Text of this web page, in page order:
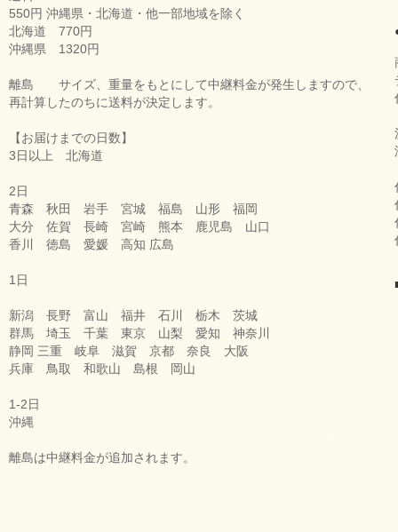
550円 沖縄県・北海道・他一部地域を除く
北海道 770円
沖縄県 1320円
離島 サイズ、重量をもとにして中継料金が発生しますので、
再計算したのちに送料が決定します。
【お届けまでの日数】
3日以上 北海道
2日
青森 秋田 岩手 宮城 福島 山形 福岡
大分 佐賀 長崎 宮崎 熊本 鹿児島 山口
香川 徳島 愛媛 高知 広島
1日
新潟 長野 富山 福井 石川 栃木 茨城
群馬 埼玉 千葉 東京 山梨 愛知 神奈川
静岡 三重 岐阜 滋賀 京都 奈良 大阪
兵庫 鳥取 和歌山 島根 岡山
1-2日
沖縄
離島は中継料金が追加されます。